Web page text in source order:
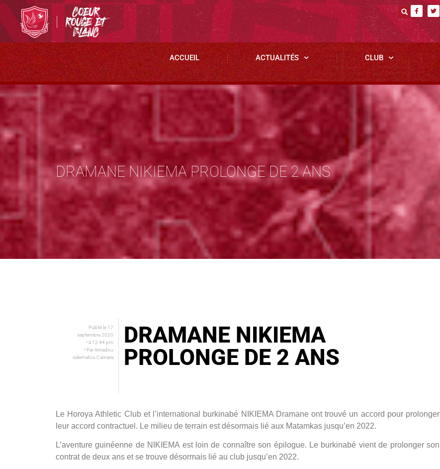
ACCUEIL ACTUALITÉS CLUB
DRAMANE NIKIEMA PROLONGE DE 2 ANS
Publié le 17
septembre 2020
• à 12:44 pm
• ParAmadou
salematou Camara
DRAMANE NIKIEMA
PROLONGE DE 2 ANS
Le Horoya Athletic Club et l’international burkinabé NIKIEMA Dramane ont trouvé un accord pour prolonger
leur accord contractuel. Le milieu de terrain est désormais lié aux Matamkas jusqu’en 2022.
L’aventure guinéenne de NIKIEMA est loin de connaître son épilogue. Le burkinabé vient de prolonger son
contrat de deux ans et se trouve désormais lié au club jusqu’en 2022.